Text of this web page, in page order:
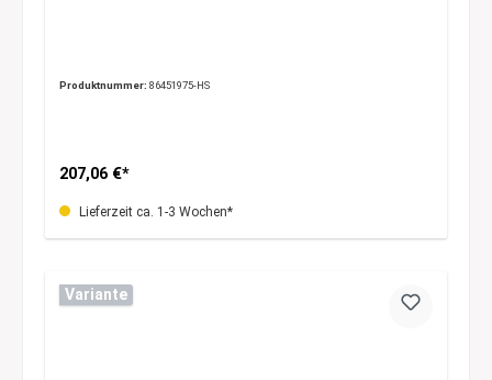
Produktnummer: 86451975-HS
207,06 €*
Lieferzeit ca. 1-3 Wochen*
Variante